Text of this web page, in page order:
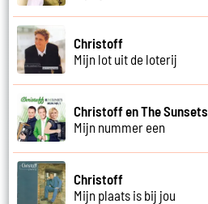
Christoff
Mijn lot uit de loterij
Christoff en The Sunsets
Mijn nummer een
Christoff
Mijn plaats is bij jou